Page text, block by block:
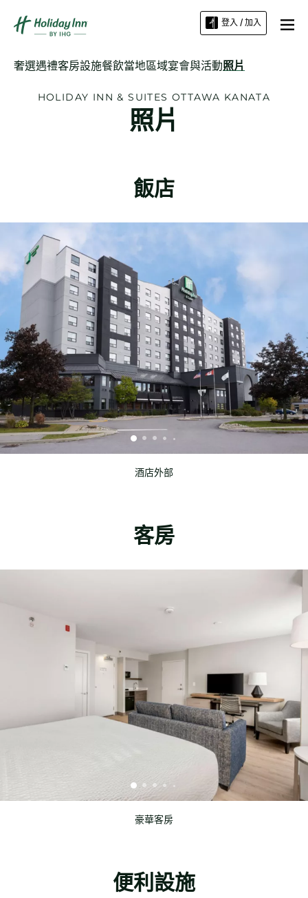
登入 / 加入
奢選遇禮客房設施餐飲當地區域宴會與活動照片
HOLIDAY INN & SUITES OTTAWA KANATA
照片
飯店
酒店外部
客房
豪華客房
便利設施